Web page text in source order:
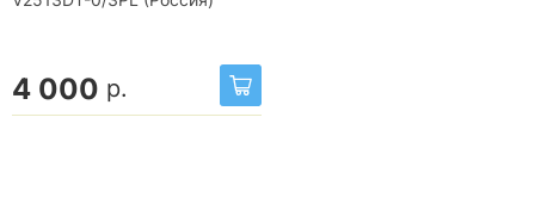
4 000 р.